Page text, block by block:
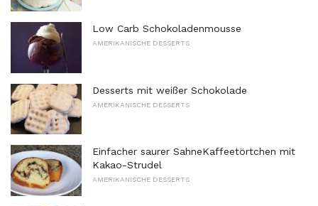
Low Carb Schokoladenmousse
AMERIKANISCHE DESSERTS
Desserts mit weißer Schokolade
AMERIKANISCHE DESSERTS
Einfacher saurer SahneKaffeetörtchen mit
Kakao-Strudel
AMERIKANISCHE DESSERTS